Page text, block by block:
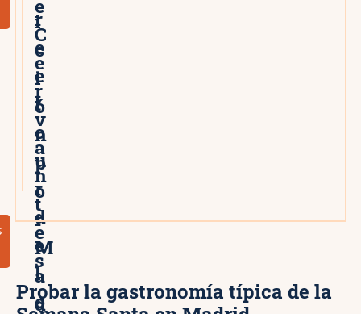
i
c
i
ó
n
p
o
r
M
a
d
e
C
e
r
v
a
n
t
e
s
r
e
e
t
o
u
r
d
e
l
o
Probar la gastronomía típica de la